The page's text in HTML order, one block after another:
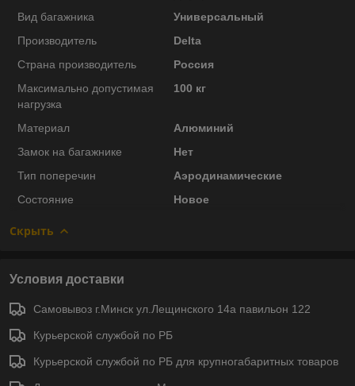
Вид багажника
Универсальный
Производитель
Delta
Страна производитель
Россия
Максимально допустимая
нагрузка
100 кг
Материал
Алюминий
Замок на багажнике
Нет
Тип поперечин
Аэродинамические
Состояние
Новое
Скрыть
Условия доставки
Самовывоз г.Минск ул.Лещинского 14а павильон 122
Курьерской службой по РБ
Курьерской службой по РБ для крупногабаритных товаров